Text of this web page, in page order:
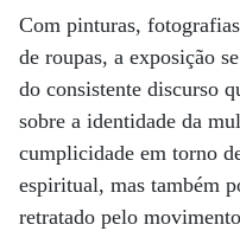
Com pinturas,
de roupas, a exposição
do consistente discurso
sobre a identidade da
cumplicidade em torno
espiritual, mas também
retratado pelo